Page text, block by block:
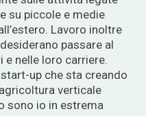
su piccole e medie
Lavoro inoltre
passare al
nelle loro carriere.
up che sta creando
verticale
sono io in estrema